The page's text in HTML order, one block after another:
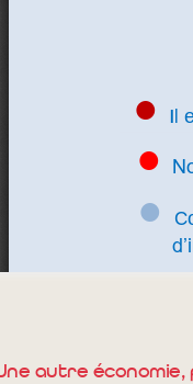
autre